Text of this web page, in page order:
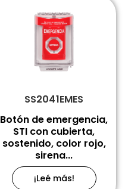
SS2041EMES
Botón de emergencia,
STI con cubierta,
sostenido, color rojo,
sirena...
¡Leé más!